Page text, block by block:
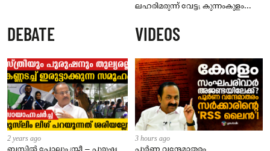
ലഹരിമരുന്ന് വേട്ട; കുന്നംകുളം
DEBATE
2 years ago
VIDEOS
3 hours ago